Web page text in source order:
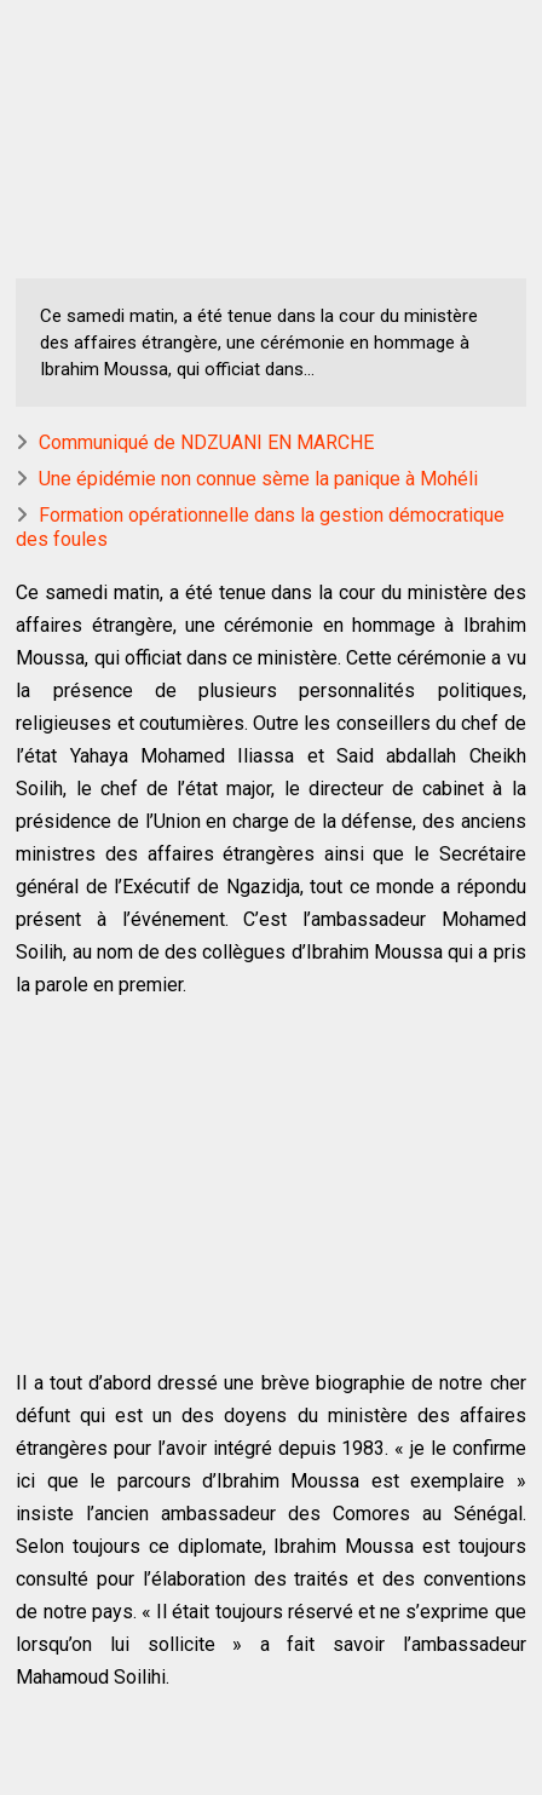
Ce samedi matin, a été tenue dans la cour du ministère
des affaires étrangère, une cérémonie en hommage à
Ibrahim Moussa, qui officiat dans...
Communiqué de NDZUANI EN MARCHE
Une épidémie non connue sème la panique à Mohéli
Formation opérationnelle dans la gestion démocratique
des foules
Ce samedi matin, a été tenue dans la cour du ministère des
affaires étrangère, une cérémonie en hommage à Ibrahim
Moussa, qui officiat dans ce ministère. Cette cérémonie a vu
la présence de plusieurs personnalités politiques,
religieuses et coutumières. Outre les conseillers du chef de
l’état Yahaya Mohamed Iliassa et Said abdallah Cheikh
Soilih, le chef de l’état major, le directeur de cabinet à la
présidence de l’Union en charge de la défense, des anciens
ministres des affaires étrangères ainsi que le Secrétaire
général de l’Exécutif de Ngazidja, tout ce monde a répondu
présent à l’événement. C’est l’ambassadeur Mohamed
Soilih, au nom de des collègues d’Ibrahim Moussa qui a pris
la parole en premier.
Il a tout d’abord dressé une brève biographie de notre cher
défunt qui est un des doyens du ministère des affaires
étrangères pour l’avoir intégré depuis 1983. « je le confirme
ici que le parcours d’Ibrahim Moussa est exemplaire »
insiste l’ancien ambassadeur des Comores au Sénégal.
Selon toujours ce diplomate, Ibrahim Moussa est toujours
consulté pour l’élaboration des traités et des conventions
de notre pays. « Il était toujours réservé et ne s’exprime que
lorsqu’on lui sollicite » a fait savoir l’ambassadeur
Mahamoud Soilihi.